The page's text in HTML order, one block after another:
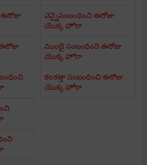
చెన్నైసంబంధించి ఈరోజు
యొక్క హోరా
ముంబై సంబంధించి ఈరోజు
యొక్క హోరా
కలకత్తా సంబంధించి ఈరోజు
యొక్క హోరా